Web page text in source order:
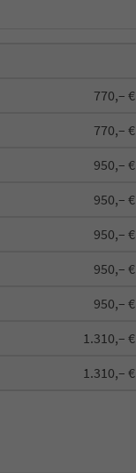
770,– €
770,– €
950,– €
950,– €
950,– €
950,– €
950,– €
1.310,– €
1.310,– €